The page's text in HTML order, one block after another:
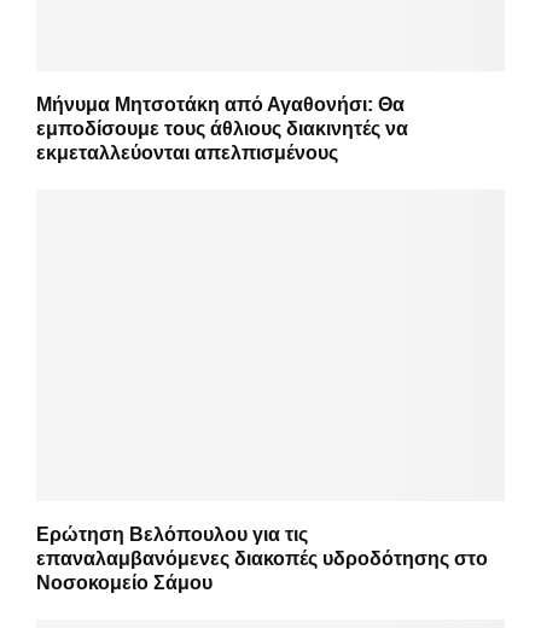
Μήνυμα Μητσοτάκη από Αγαθονήσι: Θα
εμποδίσουμε τους άθλιους διακινητές να
εκμεταλλεύονται απελπισμένους
Ερώτηση Βελόπουλου για τις
επαναλαμβανόμενες διακοπές υδροδότησης στο
Νοσοκομείο Σάμου